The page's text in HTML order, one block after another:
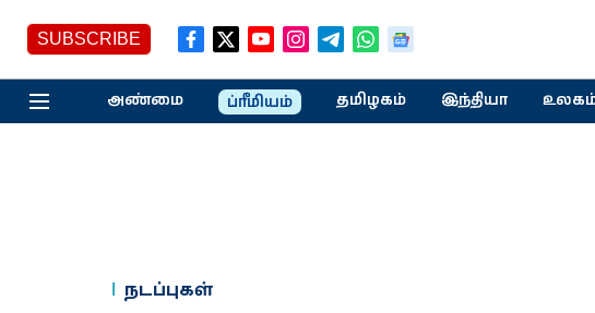
SUBSCRIBE
அண்மை ப்ரீமியம் தமிழகம் இந்தியா
நடப்புகள்